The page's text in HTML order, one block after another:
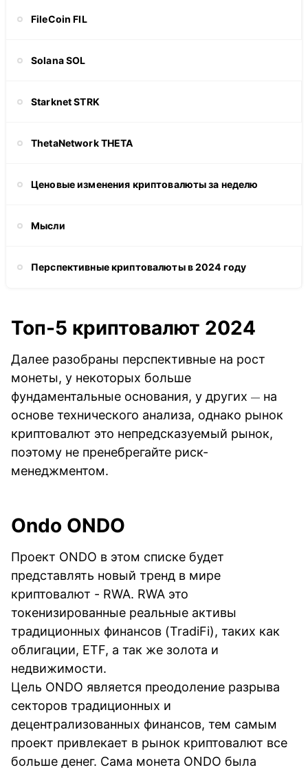
FileCoin FIL
Solana SOL
Starknet STRK
ThetaNetwork THETA
Ценовые изменения криптовалюты за неделю
Мысли
Перспективные криптовалюты в 2024 году
Топ-5 криптовалют 2024
Далее разобраны перспективные на рост
монеты, у некоторых больше
фундаментальные основания, у других — на
основе технического анализа, однако рынок
криптовалют это непредсказуемый рынок,
поэтому не пренебрегайте риск-
менеджментом.
Ondo ONDO
Проект ONDO в этом списке будет
представлять новый тренд в мире
криптовалют - RWA. RWA это
токенизированные реальные активы
традиционных финансов (TradiFi), таких как
облигации, ETF, а так же золота и
недвижимости.
Цель ONDO является преодоление разрыва
секторов традиционных и
децентрализованных финансов, тем самым
проект привлекает в рынок криптовалют все
больше денег. Сама монета ONDO была